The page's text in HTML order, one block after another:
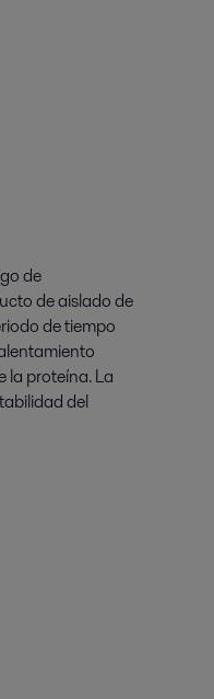
de
de aislado de
de tiempo
la proteína. La
del